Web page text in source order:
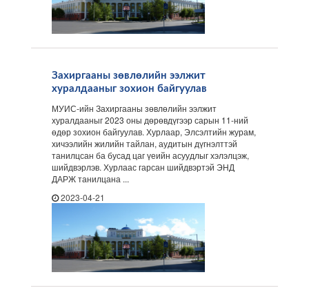
Захиргааны зөвлөлийн ээлжит
хуралдааныг зохион байгуулав
МУИС-ийн Захиргааны зөвлөлийн ээлжит
хуралдааныг 2023 оны дөрөвдүгээр сарын 11-ний
өдөр зохион байгуулав. Хурлаар, Элсэлтийн журам,
хичээлийн жилийн тайлан, аудитын дүгнэлттэй
танилцсан ба бусад цаг үеийн асуудлыг хэлэлцэж,
шийдвэрлэв. Хурлаас гарсан шийдвэртэй ЭНД
ДАРЖ танилцана ...
2023-04-21